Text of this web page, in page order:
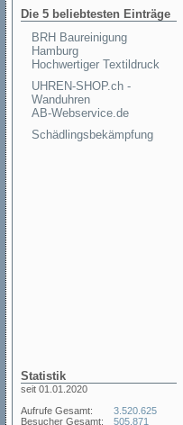
Die 5 beliebtesten Einträge
BRH Baureinigung
Hamburg
Hochwertiger Textildruck
UHREN-SHOP.ch -
Wanduhren
AB-Webservice.de
Schädlingsbekämpfung
Statistik
seit 01.01.2020
Aufrufe Gesamt:
Besucher Gesamt:
3.520.625
505.871